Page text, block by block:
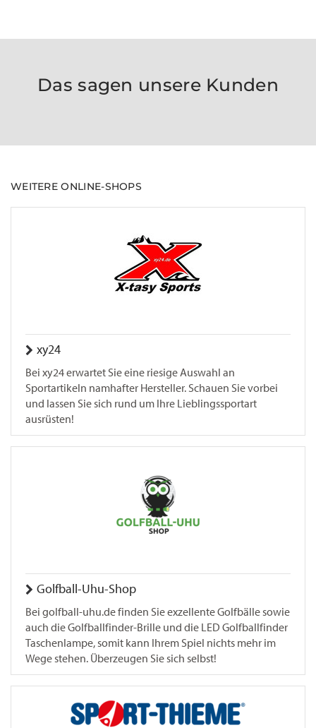
Das sagen unsere Kunden
WEITERE ONLINE-SHOPS
xy24
Bei xy24 erwartet Sie eine riesige Auswahl an
Sportartikeln namhafter Hersteller. Schauen Sie vorbei
und lassen Sie sich rund um Ihre Lieblingssportart
ausrüsten!
Golfball-Uhu-Shop
Bei golfball-uhu.de finden Sie exzellente Golfbälle sowie
auch die Golfballfinder-Brille und die LED Golfballfinder
Taschenlampe, somit kann Ihrem Spiel nichts mehr im
Wege stehen. Überzeugen Sie sich selbst!